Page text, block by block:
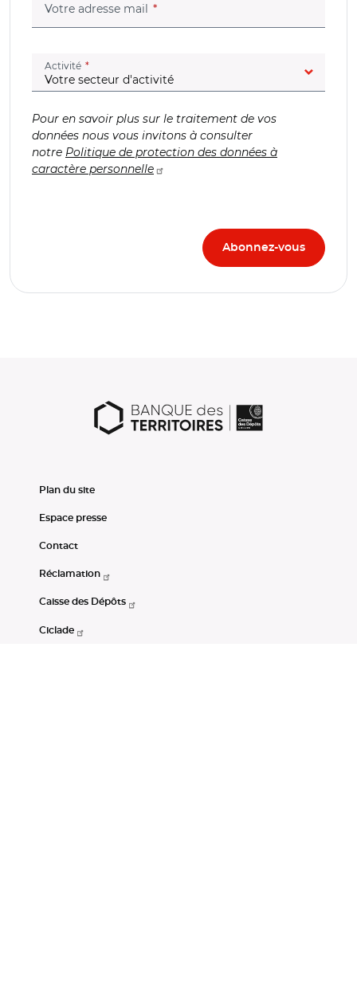
Votre adresse mail (champ obligatoire)
Activité (champ obligatoire)
Pour en savoir plus sur le traitement de vos
données nous vous invitons à consulter
notre Politique de protection des données à
caractère personnelle
Plan du site
Espace presse
Contact
Réclamation
Caisse des Dépôts
Ciclade